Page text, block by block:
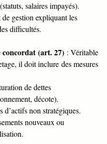
salaires impayés).
gestion expliquant les
difficultés.
(art. 27) : Véritable
il doit inclure des mesures
de dettes
décote).
d’actifs non stratégiques.
nouveaux ou